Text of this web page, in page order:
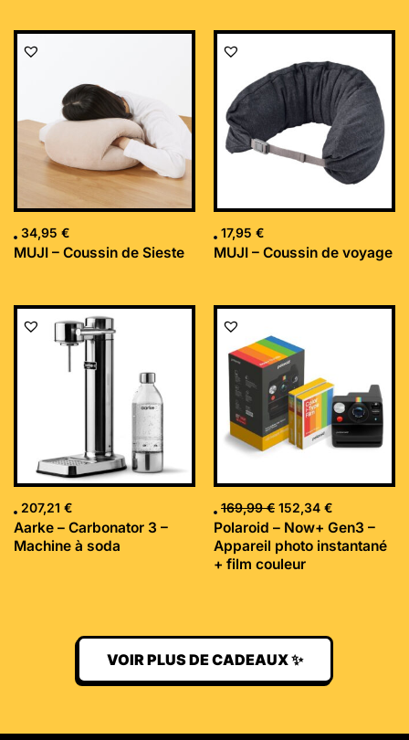
34,95 €
MUJI – Coussin de Sieste
17,95 €
MUJI – Coussin de voyage
207,21 €
Aarke – Carbonator 3 –
Machine à soda
169,99€
Le
initial
était :
169,99 €.
152,34 €
Le
Polaroid – Now+ Gen3 –
Appareil photo instantané
+ film couleur
VOIR PLUS DE CADEAUX ✨